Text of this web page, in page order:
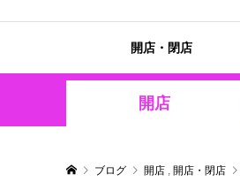
開店・閉店
開店
ブログ 開店 , 開店・閉店